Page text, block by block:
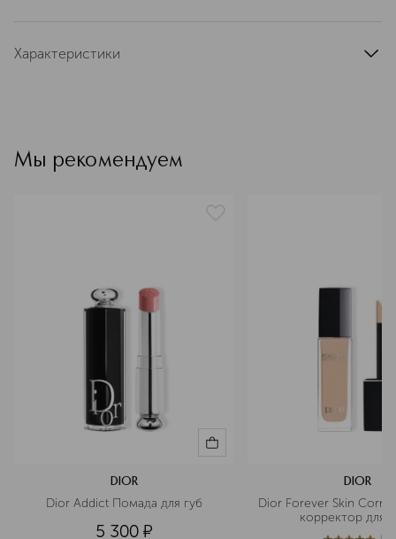
Характеристики
цвет
Мы рекомендуем
DIOR
Dior Addict Помада для губ
5 300 ¤
DIOR
Dior Forever Skin
корректор для